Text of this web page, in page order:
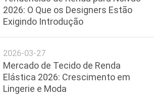
2026: O Que os Designers Estão
Exigindo Introdução
2026-03-27
Mercado de Tecido de Renda
Elástica 2026: Crescimento em
Lingerie e Moda